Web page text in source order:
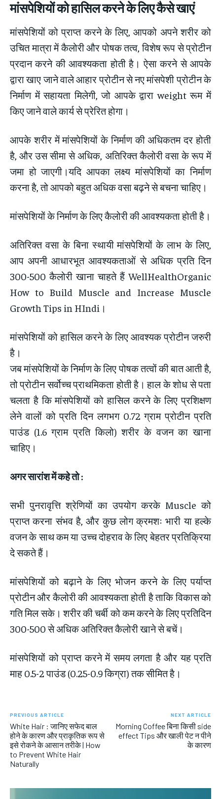
मांसपेशियों को हासिल करने के लिए कैसे खाएं
मांसपेशियों को प्राप्त करने के लिए, आपको अपने शरीर को
उचित मात्रा में कैलोरी और पोषक तत्व, विशेष रूप से प्रोटीन
प्रदान करने की आवश्यकता होती है। ऐसा करने से आपके
द्वारा खाए जाने वाले आहार प्रोटीन से नए मांसपेशी प्रोटीन के
निर्माण में सहायता मिलेगी, जो आपके द्वारा weight रूम में
किए जाने वाले कार्य से प्रेरित होगा।
आपके शरीर में मांसपेशियों के निर्माण की अधिकतम दर होती
है, और उस सीमा से अधिक, अतिरिक्त कैलोरी वसा के रूप में
जमा हो जाएगी।यदि आपका लक्ष्य मांसपेशियों का निर्माण
करना है, तो आपको बहुत अधिक वसा बढ़ने से बचना चाहिए।
मांसपेशियों के निर्माण के लिए कैलोरी की आवश्यकता होती है।
अतिरिक्त वसा के बिना स्थायी मांसपेशियों के लाभ के लिए,
आप अपनी आधारभूत आवश्यकताओं से अधिक प्रति दिन
300-500 कैलोरी खाना चाहते हैं WellHealthOrganic
How to Build Muscle and Increase Muscle
Growth Tips in HIndi।
मांसपेशियों को हासिल करने के लिए आवश्यक प्रोटीन जरुरी
है।
जब मांसपेशियों के निर्माण के लिए पोषक तत्वों की बात आती है,
तो प्रोटीन सर्वोच्च प्राथमिकता होती है। हाल के शोध से पता
चलता है कि मांसपेशियों को हासिल करने के लिए प्रशिक्षण
लेने वालों को प्रति दिन लगभग 0.72 ग्राम प्रोटीन प्रति
पाउंड (1.6 ग्राम प्रति किलो) शरीर के वजन का खाना
चाहिए।
अगर सारांश में कहे तो :
सभी पुनरावृत्ति श्रेणियों का उपयोग करके Muscle को
प्राप्त करना संभव है, और कुछ लोग क्रमशः भारी या हल्के
वजन के साथ कम या उच्च दोहराव के लिए बेहतर प्रतिक्रिया
दे सकते हैं।
मांसपेशियों को बढ़ाने के लिए भोजन करने के लिए पर्याप्त
प्रोटीन और कैलोरी की आवश्यकता होती है ताकि विकास को
गति मिल सके। शरीर की चर्बी को कम करने के लिए प्रतिदिन
300-500 से अधिक अतिरिक्त कैलोरी खाने से बचें।
मांसपेशियों को प्राप्त करने में समय लगता है और यह प्रति
माह 0.5-2 पाउंड (0.25-0.9 किग्रा) तक सीमित है।
PREVIOUS ARTICLE
White Hair : जानिए सफेद बाल
होने के कारण और प्राकृतिक रूप से
इसे रोकने के आसान तरीके | How
to Prevent White Hair
Naturally
NEXT ARTICLE
Morning Coffee बिना किसी side
effect Tips और खाली पेट न पीने
के कारण